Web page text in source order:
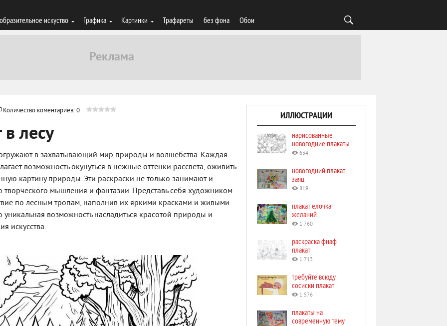
искуство Графика Картинки Трафареты без фона Обои
Количество коментариев: 0
в лесу
в захватывающий мир природы и волшебства. Каждая
возможность окунуться в нежные оттенки рассвета, оживить
картину природы. Эти раскраски не только занимают и
творческого мышления и фантазии. Представь себя художником
по лесным тропам, наполнив их яркими красками и живыми
уникальная возможность насладиться красотой природы и
искусства.
ИЛЛЮСТРАЦИИ
нарисованные
новогодние плакаты
634
новогодний плакат
заяц
819
плакат елочка
желаний
1 760
раскраска фнаф
плакат
1 713
требуйте всюду
сосиски плакат
1 576
плакаты на
современную тему